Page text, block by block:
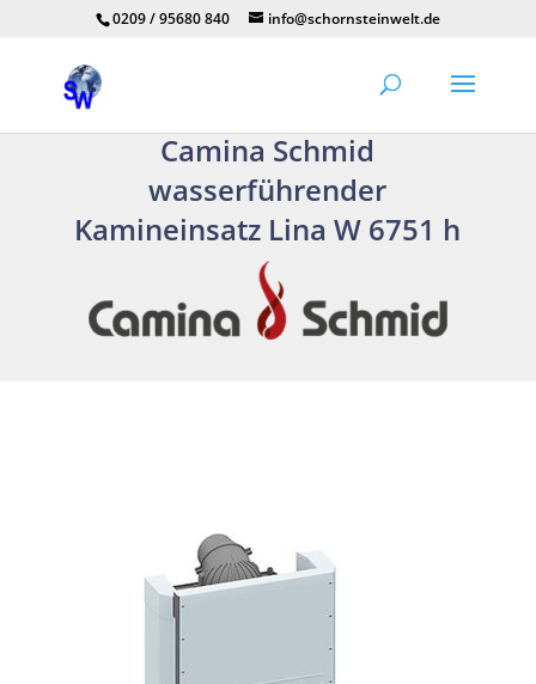
0209 / 95680 840 info@schornsteinwelt.de
Camina Schmid
wasserführender
Kamineinsatz Lina W 6751 h